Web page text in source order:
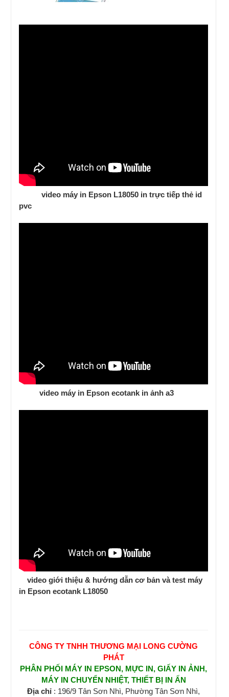
video máy in Epson L18050 in trực tiếp thẻ id
pvc
video máy in Epson ecotank in ảnh a3
video giới thiệu & hướng dẫn cơ bản và test máy
in Epson ecotank L18050
CÔNG TY TNHH THƯƠNG MẠI LONG CƯỜNG
PHÁT
PHÂN PHỐI MÁY IN EPSON, MỰC IN, GIẤY IN ẢNH,
MÁY IN CHUYỂN NHIỆT, THIẾT BỊ IN ẤN
Địa chỉ : 196/9 Tân Sơn Nhì, Phường Tân Sơn Nhì,